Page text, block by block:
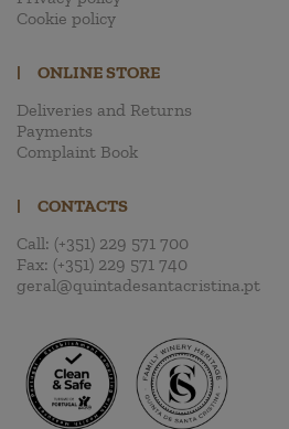
Cookie policy
|
ONLINE STORE
Deliveries and Returns
Payments
Complaint Book
|
CONTACTS
Call: (+351) 229 571 700
Fax: (+351) 229 571 740
geral@quintadesantacristina.pt